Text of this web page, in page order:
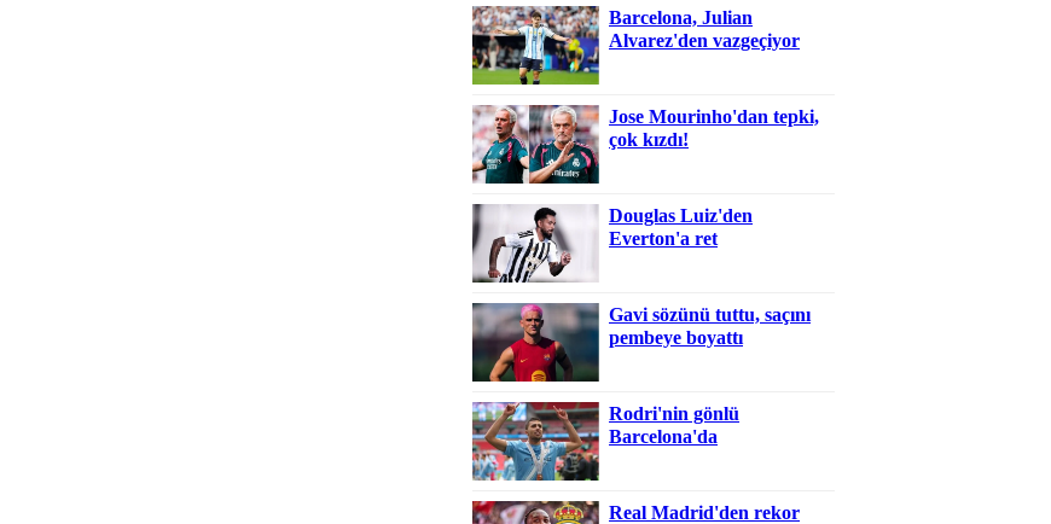
Barcelona, Julian
Alvarez'den vazgeçiyor
Jose Mourinho'dan tepki,
çok kızdı!
Douglas Luiz'den
Everton'a ret
Gavi sözünü tuttu, saçını
pembeye boyattı
Rodri'nin gönlü
Barcelona'da
Real Madrid'den rekor